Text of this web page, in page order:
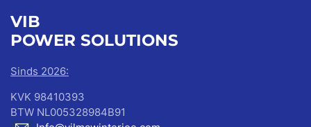
VIB
POWER SOLUTIONS
Sinds 2026:
KVK 98410393
BTW NL005328984B91